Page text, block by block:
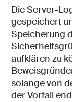
Die Server-
gespeichert
Speicherung
aufklären zu
solange von
der Vorfall